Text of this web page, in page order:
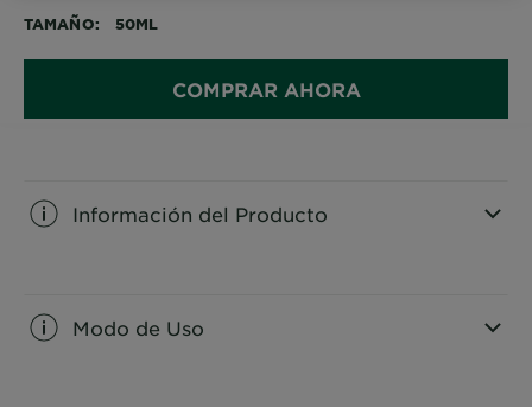
TAMAÑO 50ML
COMPRAR AHORA
Información del Producto
Modo de Uso